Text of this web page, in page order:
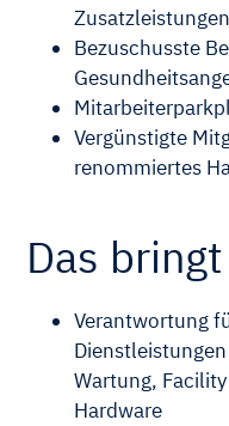
Zusatzleistungen
Bezuschusste
Vergünstigte
renommiertes
Das
Verantwortung
Wartung,
Hardware